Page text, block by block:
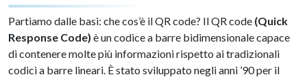
Partiamo dalle basi: che cos’è il QR code? Il QR code (Quick
Response Code) è un codice a barre bidimensionale capace
di contenere molte più informazioni rispetto ai tradizionali
codici a barre lineari. È stato sviluppato negli anni ’90 per il